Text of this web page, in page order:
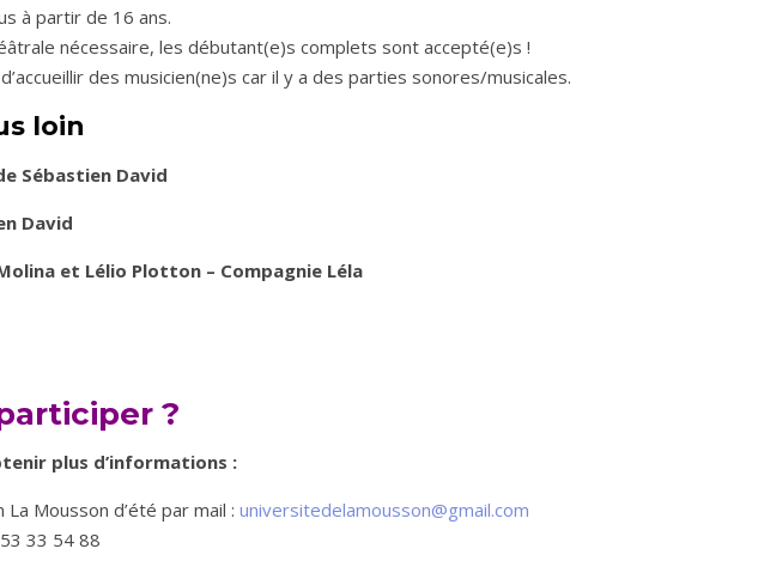
à partir de 16 ans.
nécessaire, les débutant(e)s complets sont accepté(e)s !
des musicien(ne)s car il y a des parties sonores/musicales.
loin
Sébastien David
David
et Lélio Plotton – Compagnie Léla
?
plus d’informations :
La Mousson d’été par mail : universitedelamousson@gmail.com
33 54 88